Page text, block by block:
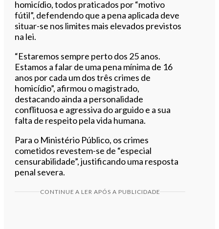
homicídio, todos praticados por “motivo
fútil”, defendendo que a pena aplicada deve
situar-se nos limites mais elevados previstos
na lei.
“Estaremos sempre perto dos 25 anos.
Estamos a falar de uma pena mínima de 16
anos por cada um dos três crimes de
homicídio”, afirmou o magistrado,
destacando ainda a personalidade
conflituosa e agressiva do arguido e a sua
falta de respeito pela vida humana.
Para o Ministério Público, os crimes
cometidos revestem-se de “especial
censurabilidade”, justificando uma resposta
penal severa.
CONTINUE A LER APÓS A PUBLICIDADE